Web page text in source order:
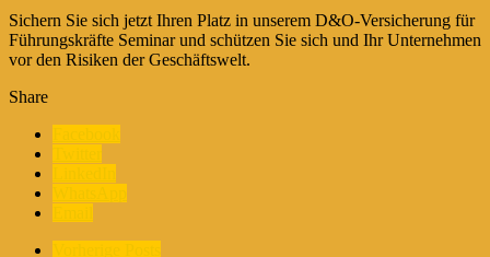
Sichern Sie sich jetzt Ihren Platz in unserem D&O-Versicherung für
Führungskräfte Seminar und schützen Sie sich und Ihr Unternehmen
vor den Risiken der Geschäftswelt.
Share